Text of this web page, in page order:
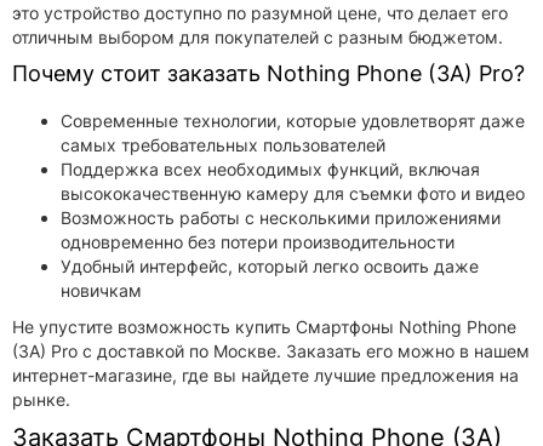
это устройство доступно по разумной цене, что делает его
отличным выбором для покупателей с разным бюджетом.
Почему стоит заказать Nothing Phone (3A) Pro?
Современные технологии, которые удовлетворят даже
самых требовательных пользователей
Поддержка всех необходимых функций, включая
высококачественную камеру для съемки фото и видео
Возможность работы с несколькими приложениями
одновременно без потери производительности
Удобный интерфейс, который легко освоить даже
новичкам
Не упустите возможность купить Смартфоны Nothing Phone
(3A) Pro с доставкой по Москве. Заказать его можно в нашем
интернет-магазине, где вы найдете лучшие предложения на
рынке.
Заказать Смартфоны Nothing Phone (3A)